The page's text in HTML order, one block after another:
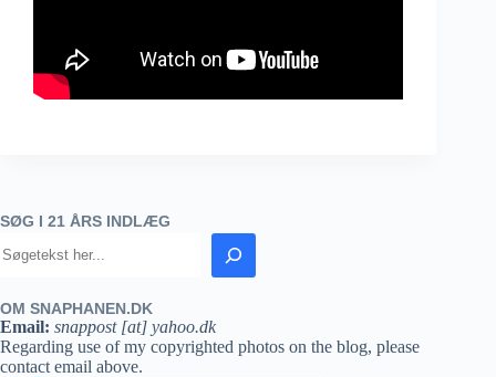
SØG I 21 ÅRS INDLÆG
OM SNAPHANEN.DK
Email: snappost [at] yahoo.dk
Regarding use of my copyrighted photos on the blog, please
contact email above.